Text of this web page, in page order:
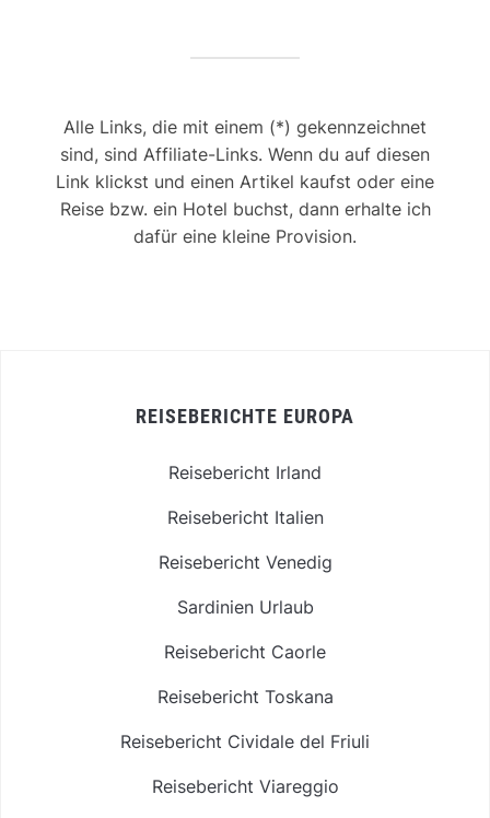
Alle Links, die mit einem (*) gekennzeichnet
sind, sind Affiliate-Links. Wenn du auf diesen
Link klickst und einen Artikel kaufst oder eine
Reise bzw. ein Hotel buchst, dann erhalte ich
dafür eine kleine Provision.
REISEBERICHTE EUROPA
Reisebericht Irland
Reisebericht Italien
Reisebericht Venedig
Sardinien Urlaub
Reisebericht Caorle
Reisebericht Toskana
Reisebericht Cividale del Friuli
Reisebericht Viareggio